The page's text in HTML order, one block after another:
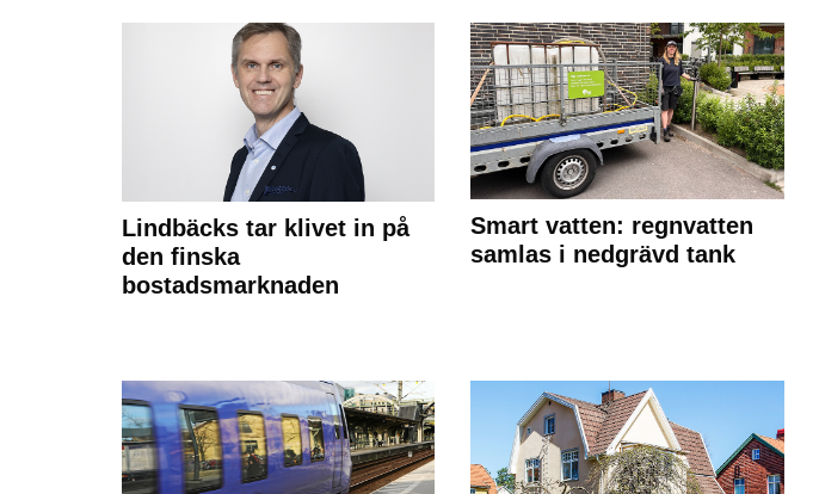
Lindbäcks tar klivet in på
den finska
bostadsmarknaden
Smart vatten: regnvatten
samlas i nedgrävd tank